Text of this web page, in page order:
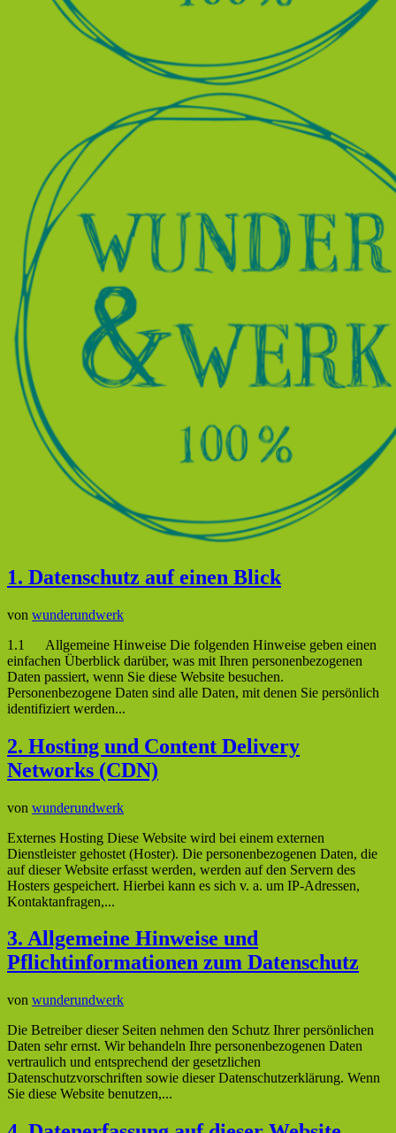
1. Datenschutz auf einen Blick
von wunderundwerk
1.1 Allgemeine Hinweise Die folgenden Hinweise geben einen
einfachen Überblick darüber, was mit Ihren personenbezogenen
Daten passiert, wenn Sie diese Website besuchen.
Personenbezogene Daten sind alle Daten, mit denen Sie persönlich
identifiziert werden...
2. Hosting und Content Delivery
Networks (CDN)
von wunderundwerk
Externes Hosting Diese Website wird bei einem externen
Dienstleister gehostet (Hoster). Die personenbezogenen Daten, die
auf dieser Website erfasst werden, werden auf den Servern des
Hosters gespeichert. Hierbei kann es sich v. a. um IP-Adressen,
Kontaktanfragen,...
3. Allgemeine Hinweise und
Pflichtinformationen zum Datenschutz
von wunderundwerk
Die Betreiber dieser Seiten nehmen den Schutz Ihrer persönlichen
Daten sehr ernst. Wir behandeln Ihre personenbezogenen Daten
vertraulich und entsprechend der gesetzlichen
Datenschutzvorschriften sowie dieser Datenschutzerklärung. Wenn
Sie diese Website benutzen,...